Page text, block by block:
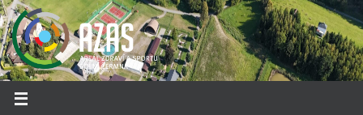
Přeskočit
na
obsah